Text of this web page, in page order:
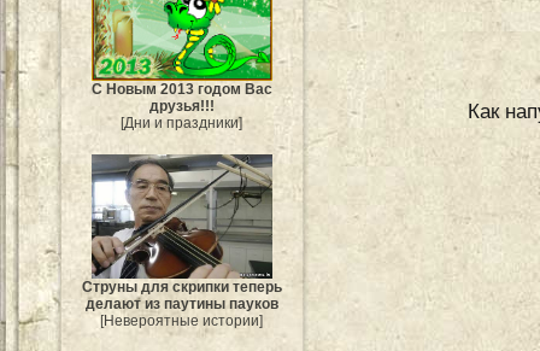
С Новым 2013 годом Вас
друзья!!!
[Дни и праздники]
Струны для скрипки теперь
делают из паутины пауков
[Невероятные истории]
Как